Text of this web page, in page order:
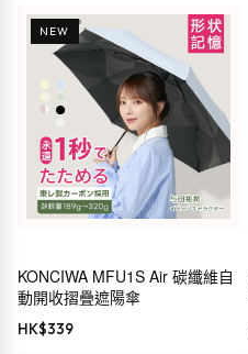
NEW
KONCIWA MFU1S Air 碳纖維自
動開收摺疊遮陽傘
HK$339